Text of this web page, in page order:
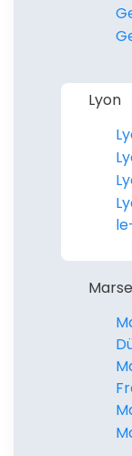
Lyon